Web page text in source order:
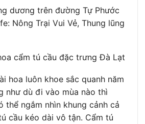
dương trên đường Tự Phước
Nông Trại Vui Vẻ, Thung lũng
cẩm tú cầu đặc trưng Đà Lạt
hoa luôn khoe sắc quanh năm
như dù đi vào mùa nào thì
thể ngắm nhìn khung cảnh cả
cầu kéo dài vô tận. Cẩm tú